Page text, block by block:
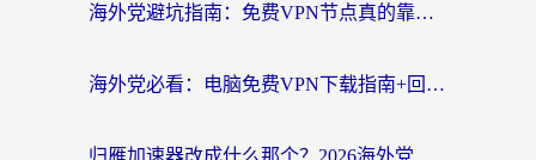
海外党避坑指南：免费VPN节点真的靠谱吗？教你选对回国加速器无缝访问国内资源
海外党必看：电脑免费VPN下载指南+回国加速器选择全攻略，告别地区限制
归雁加速器改成什么那个？2026海外党回国加速全攻略：告别地区限制，轻松刷剧玩游戏